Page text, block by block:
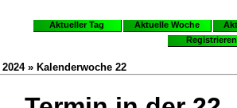
Aktueller Tag Aktuelle Woche
Registrieren
2024» Kalenderwoche 22